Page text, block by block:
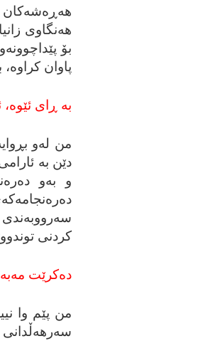
هه‌ڕه‌شه‌کان
هه‌نگاوی
بۆ
پاوان
به‌ ڕای
من له‌و
دێن به‌
و به‌و
کردنی
ده‌کرێت
من پێم وا